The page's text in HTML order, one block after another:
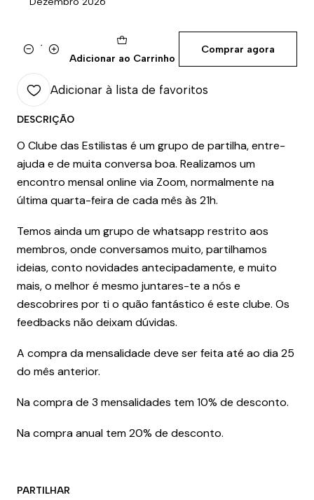
QuantidadeAdicionar ao Carrinho
Comprar agora
Adicionar à lista de favoritos
DESCRIÇÃO
O Clube das Estilistas é um grupo de partilha, entre-
ajuda e de muita conversa boa. Realizamos um
encontro mensal online via Zoom, normalmente na
última quarta-feira de cada mês às 21h.
Temos ainda um grupo de whatsapp restrito aos
membros, onde conversamos muito, partilhamos
ideias, conto novidades antecipadamente, e muito
mais, o melhor é mesmo juntares-te a nós e
descobrires por ti o quão fantástico é este clube. Os
feedbacks não deixam dúvidas.
A compra da mensalidade deve ser feita até ao dia 25
do mês anterior.
Na compra de 3 mensalidades tem 10% de desconto.
Na compra anual tem 20% de desconto.
PARTILHAR